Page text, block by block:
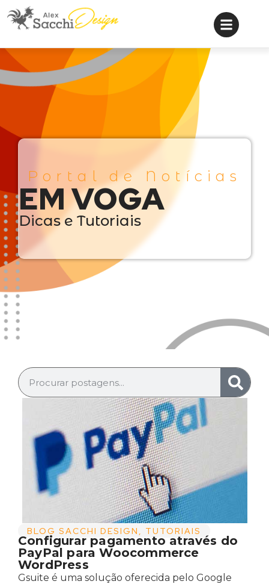
Portal de Notícias
EM VOGA
Dicas e Tutoriais
BLOG SACCHI DESIGN , TUTORIAIS
Configurar pagamento através do
PayPal para Woocommerce
WordPress
Gsuite é uma solução oferecida pelo Google